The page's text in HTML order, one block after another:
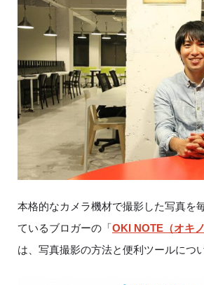
本格的なカメラ機材で撮影した写真を
ているブロガーの「OKI NOTE（オキノ
は、写真撮影の方法と便利ツールにつ